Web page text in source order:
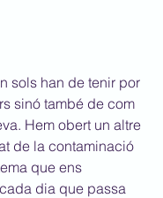
sols han de tenir por
sinó també de com
Hem obert un altre
de la contaminació
que ens
dia que passa